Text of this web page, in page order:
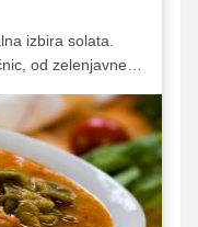
izbira solata.
od zelenjavne z
in preprosto,
obroku na